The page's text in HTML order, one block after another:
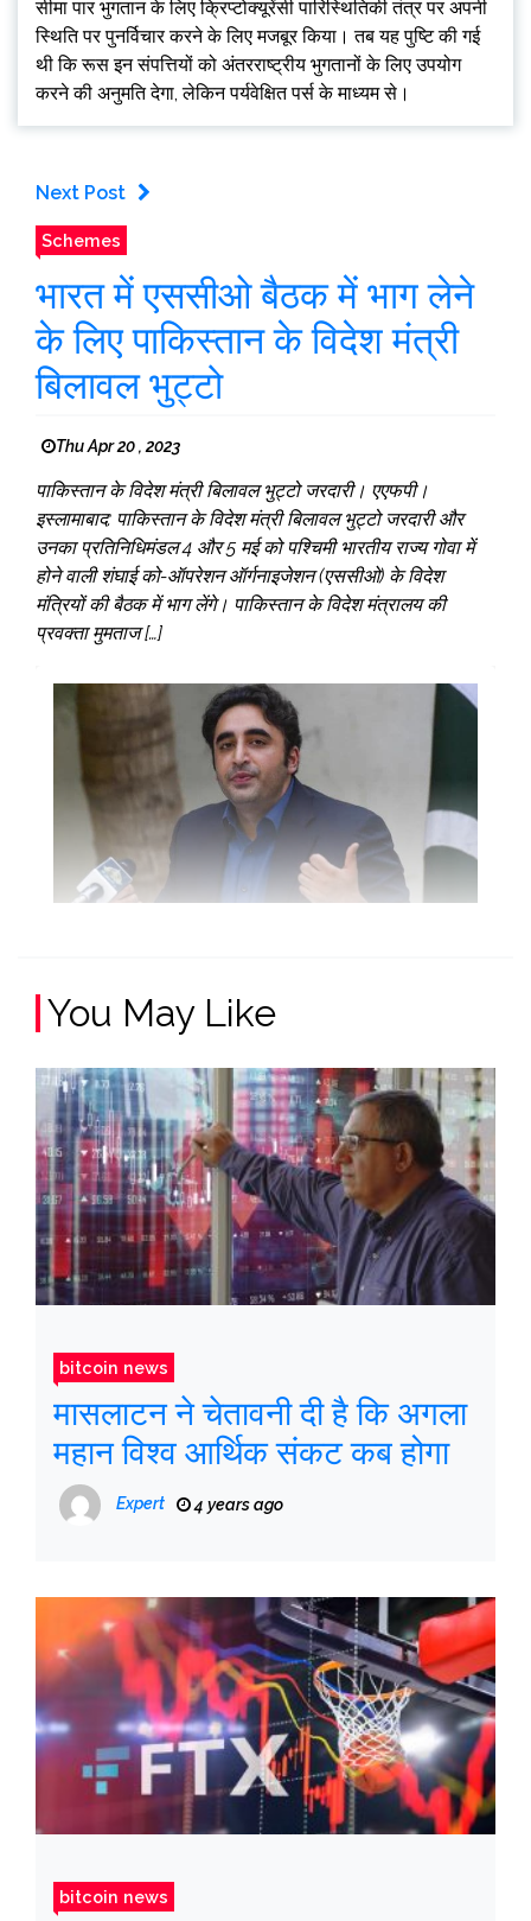
सीमा पार भुगतान के लिए क्रिप्टोक्यूरेंसी पारिस्थितिकी तंत्र पर अपनी
स्थिति पर पुनर्विचार करने के लिए मजबूर किया। तब यह पुष्टि की गई
थी कि रूस इन संपत्तियों को अंतरराष्ट्रीय भुगतानों के लिए उपयोग
करने की अनुमति देगा, लेकिन पर्यवेक्षित पर्स के माध्यम से।
Next Post
Schemes
भारत में एससीओ बैठक में भाग लेने
के लिए पाकिस्तान के विदेश मंत्री
बिलावल भुट्टो
Thu Apr 20 , 2023
पाकिस्तान के विदेश मंत्री बिलावल भुट्टो जरदारी। एएफपी।
इस्लामाबाद: पाकिस्तान के विदेश मंत्री बिलावल भुट्टो जरदारी और
उनका प्रतिनिधिमंडल 4 और 5 मई को पश्चिमी भारतीय राज्य गोवा में
होने वाली शंघाई को-ऑपरेशन ऑर्गनाइजेशन (एससीओ) के विदेश
मंत्रियों की बैठक में भाग लेंगे। पाकिस्तान के विदेश मंत्रालय की
प्रवक्ता मुमताज […]
You May Like
bitcoin news
मासलाटन ने चेतावनी दी है कि अगला
महान विश्व आर्थिक संकट कब होगा
Expert 4 years ago
bitcoin news